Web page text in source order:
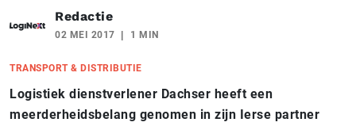
Redactie
02 MEI 2017 1 MIN
TRANSPORT & DISTRIBUTIE
Logistiek dienstverlener Dachser heeft een
meerderheidsbelang genomen in zijn Ierse partner